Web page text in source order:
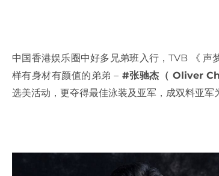
中国香港娱乐圈中好多兄弟班入行，TVB 《
样有身材有颜值的弟弟 – #张驰杰（ Oliver
选美活动，更夺得最佳泳装及亚军，成双料亚军